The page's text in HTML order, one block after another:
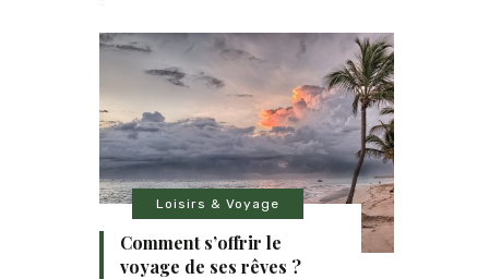
Loisirs & Voyage
Comment s’offrir le
voyage de ses rêves ?